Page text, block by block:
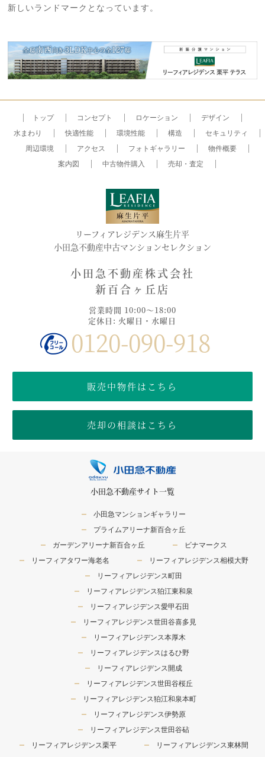
新しいランドマークとなっています。
トップ コンセプト ロケーション
デザイン
水まわり
快適性能 環境性能 構造
セキュリティ
周辺環境
アクセス フォトギャラリー
物件概要
案内図
中古物件購入 売却・査定
リーフィアレジデンス麻生片平
小田急不動産中古マンションセレクション
小田急不動産株式会社
新百合ヶ丘店
営業時間 10:00～18:00
定休日: 火曜日・水曜日
0120-090-918
販売中物件はこちら
売却の相談はこちら
小田急不動産サイト一覧
小田急マンションギャラリー
プライムアリーナ新百合ヶ丘
ガーデンアリーナ新百合ヶ丘
ビナマークス
リーフィアタワー海老名
リーフィアレジデンス相模大野
リーフィアレジデンス町田
リーフィアレジデンス狛江東和泉
リーフィアレジデンス愛甲石田
リーフィアレジデンス世田谷喜多見
リーフィアレジデンス本厚木
リーフィアレジデンスはるひ野
リーフィアレジデンス開成
リーフィアレジデンス世田谷桜丘
リーフィアレジデンス狛江和泉本町
リーフィアレジデンス伊勢原
リーフィアレジデンス世田谷砧
リーフィアレジデンス栗平
リーフィアレジデンス東林間